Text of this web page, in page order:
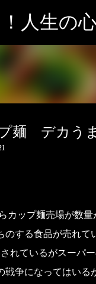
人生の
プ麺 デカう
カップ麺売場が数量
する食品が売れて
れているがスーパ
戦争になってはい